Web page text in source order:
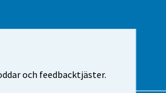
och feedbacktjäster.